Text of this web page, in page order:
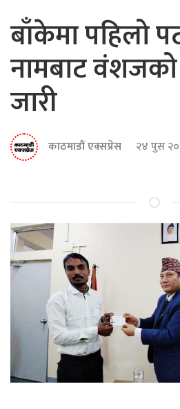
बाँकेमा पहिलो
नामबाट
जारी
काठमाडौं एक्सप्रेस २४ पुस